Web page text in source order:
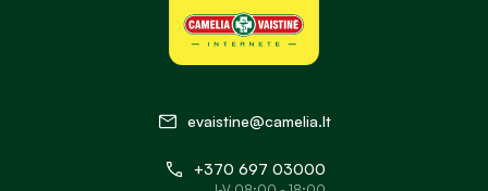
evaistine@camelia.lt
+370 697 03000